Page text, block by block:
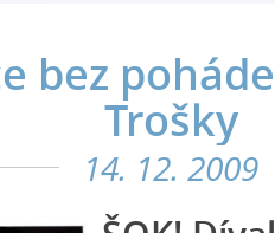
bez
Trošky
14. 12. 2009